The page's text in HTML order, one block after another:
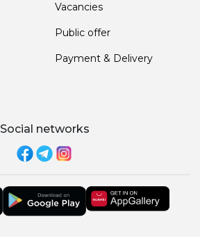
Vacancies
Public offer
Payment & Delivery
Social networks